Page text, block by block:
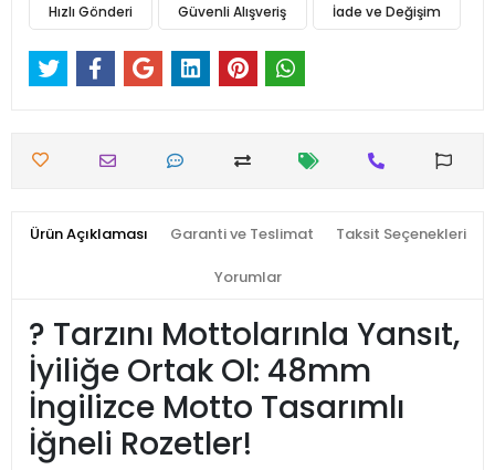
Hızlı Gönderi Güvenli Alışveriş İade ve Değişim
Ürün Açıklaması Garanti ve Teslimat Taksit Seçenekleri
Yorumlar
? Tarzını Mottolarınla Yansıt,
İyiliğe Ortak Ol: 48mm
İngilizce Motto Tasarımlı
İğneli Rozetler!